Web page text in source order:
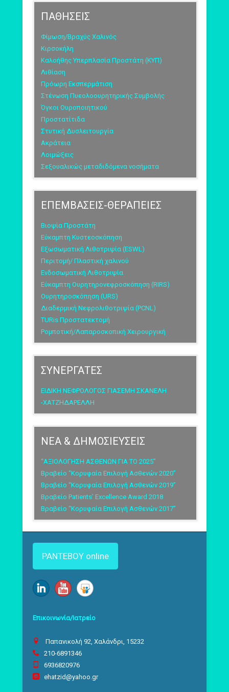
ΠΑΘΗΣΕΙΣ
Φίμωση/Βραχύς Χαλινός
Κιρσοκήλη
Καλοήθης Υπερπλασία Προστάτη (ΚΥΠ)
Λιθίαση
Πρόωρη Εκσπερμάτιση
Στένωση Πυεολοουρητηρικής Συμβολής
Όγκοι Ουροποιητικού
Προστατίτιδα
Στυτική Δυσλειτουργία
Ακράτεια
Λοιμώξεις
Σεξουαλικώς μεταδιδόμενα νοσήματα
ΕΠΕΜΒΑΣΕΙΣ-ΘΕΡΑΠΕΙΕΣ
Βιοψία Προστάτη
Εύκαμπτη Κυστεοσκόπηση
Εξωσωματική Λιθοτριψία (ESWL)
Περιτομή/ Πλαστική χαλινού
Ενδοσωματική Λιθοτριψία
Εύκαμπτη Ουρητηρονεφροσκόπηση (RIRS)
Ουρητηροσκόπηση (URS)
Διαδερμική Νεφρολιθοτριψία (PCNL)
TURis Προστατεκτομή
Ρομποτική/Λαπαροσκοπική Χειρουργική
ΣΥΝΕΡΓΑΤΕΣ
ΕΙΔΙΚΗ ΝΕΦΡΟΛΟΓΟΣ ΓΙΑΣΕΜΗ ΣΚΑΝΕΛΗ
-ΧΑΤΖΗΔΑΡΕΛΛΗ
ΝΕΑ & ΔΗΜΟΣΙΕΥΣΕΙΣ
“ΑΞΙΟΛΟΓΗΣΗ ΑΣΘΕΝΩΝ ΓΙΑ ΤΟ 2025”
Βραβείο “Κορυφαία Επιλογή Ασθενών 2020”
Βραβείο “Κορυφαία Επιλογή Ασθενών 2019”
Βραβείο Patients’ Excellence Award 2018
Bραβείο “Κορυφαία Επιλογή Ασθενών 2017”
ΡΑΝΤΕΒΟΥ online
Επικοινωνία/Ιατρείο
Παπανικολή 92, Χαλάνδρι, 15232
210-6891346
6936820976
ehatzid@yahoo.gr